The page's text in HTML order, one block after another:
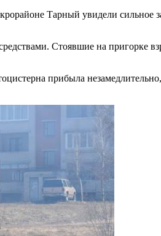
Тарный увидели
Стоявшие на пригорке
прибыла